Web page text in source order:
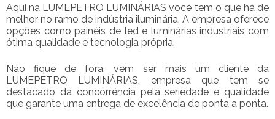
Aqui na LUMEPETRO LUMINÁRIAS você tem o que há de
melhor no ramo de indústria iluminária. A empresa oferece
opções como painéis de led e luminárias industriais com
ótima qualidade e tecnologia própria.
Não fique de fora, vem ser mais um cliente da
LUMEPETRO LUMINÁRIAS, empresa que tem se
destacado da concorrência pela seriedade e qualidade
que garante uma entrega de excelência de ponta a ponta.